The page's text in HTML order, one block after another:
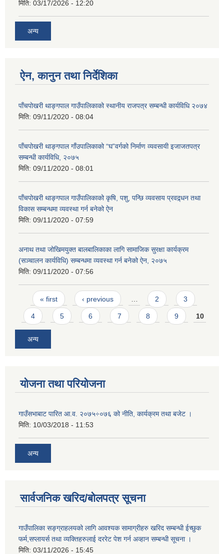
मिति: 03/17/2026 - 12:20
अन्य
ऐन, कानुन तथा निर्देशिका
पाँचपोखरी थाङ्गपाल गाउँपालिकाको स्थानीय राजपत्र सम्बन्धी कार्यविधि २०७४
मिति: 09/11/2020 - 08:04
पाँचपोखरी थाङ्गपाल गाँउपालिकाको “घ”वर्गको निर्माण व्यवसायी इजाजतपत्र
सम्बन्धी कार्यविधि, २०७५
मिति: 09/11/2020 - 08:01
पाँचपोखरी थाङ्गपाल गाउँपालिकाको कृषि, पशु, पन्छि व्यवसाय प्रवद्र्धन तथा
विकास सम्बन्धमा व्यवस्था गर्न बनेको ऐन
मिति: 09/11/2020 - 07:59
अनाथ तथा जोखिमयुक्त बालबालिकाका लागि सामाजिक सुरक्षा कार्यक्रम
(सञ्चालन कार्यविधि) सम्बन्धमा व्यवस्था गर्न बनेको ऐन, २०७५
मिति: 09/11/2020 - 07:56
Pages
« first ‹ previous 2 3
4 5 6 7 8 9 10
अन्य
योजना तथा परियोजना
गाउँसभाबाट पारित आ.व. २०७५÷०७६ को नीति, कार्यक्रम तथा बजेट ।
मिति: 10/03/2018 - 11:53
अन्य
सार्वजनिक खरिद/बोलपत्र सूचना
गाउँपालिका सङ्ग्राहलयको लागि आवश्यक सामाग्रीहरु खरिद सम्बन्धी ईच्छुक
फर्म,सप्लायर्स तथा व्यक्तिहरुलाई दररेट पेश गर्न अव्हान सम्बन्धी सूचना ।
मिति: 03/11/2026 - 15:45